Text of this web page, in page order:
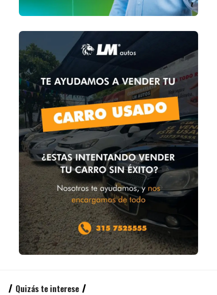
Quizás te interese